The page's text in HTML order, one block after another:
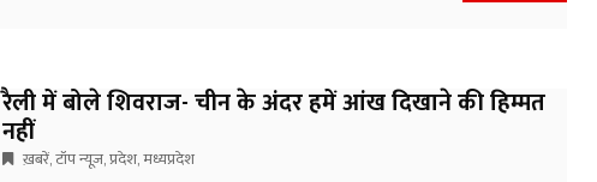
रैली में बोले शिवराज- चीन के अंदर हमें आंख दिखाने की हिम्मत
नहीं
ख़बरें,टॉप न्यूज़,प्रदेश,मध्यप्रदेश